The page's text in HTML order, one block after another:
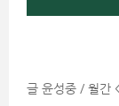
글 윤성중 / 월간